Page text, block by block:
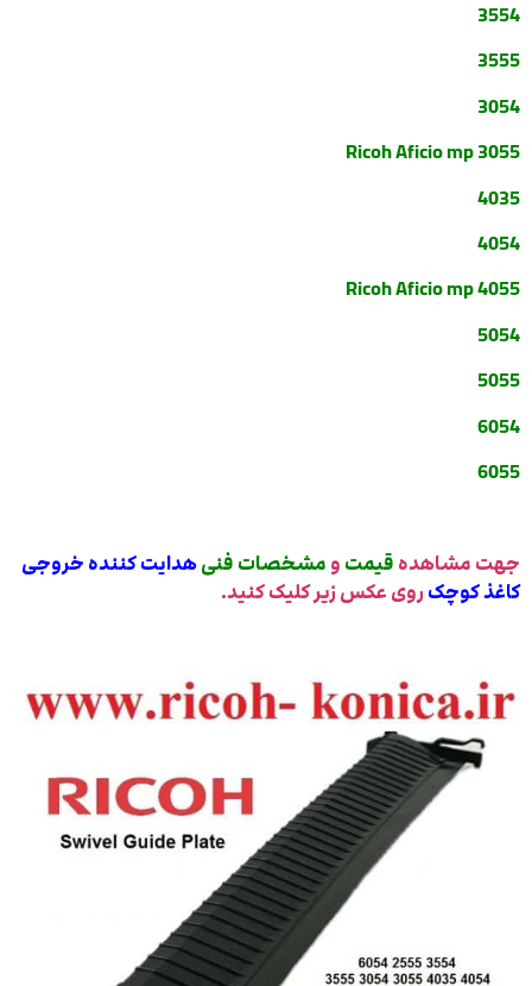
3554
3555
3054
Ricoh Aficio mp3055
4035
4054
Ricoh Aficio mp4055
5054
5055
6054
6055
جهت مشاهده قیمت و مشخصات فنیهدایت کننده خروجی
کاغذ کوچک روی عکس زیر کلیک کنید.